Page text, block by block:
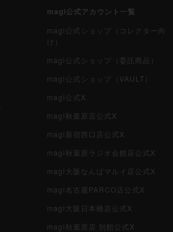
magi公式アカウント一覧
magi公式ショップ（コレクター向
け）
magi公式ショップ（委託商品）
magi公式ショップ（VAULT）
magi公式X
magi秋葉原店公式X
magi新宿西口店公式X
magi秋葉原ラジオ会館店公式X
magi大阪なんばマルイ店公式X
magi名古屋PARCO店公式X
magi大阪日本橋店公式X
magi秋葉原店 別館公式X